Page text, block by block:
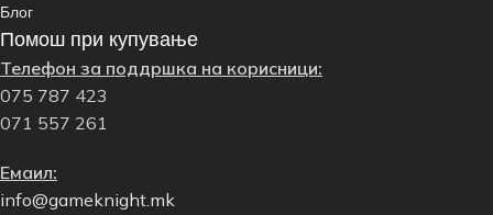
Блог
Помош при купување
Телефон за поддршка на корисници:
075 787 423
071 557 261
Емаил:
info@gameknight.mk